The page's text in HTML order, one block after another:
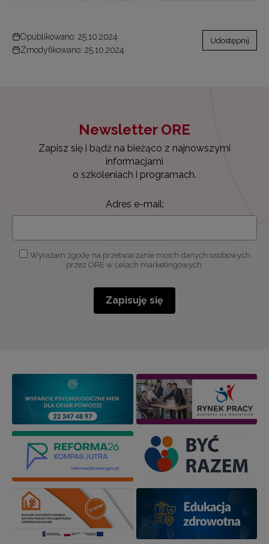
Opublikowano: 25.10.2024
Zmodyfikowano: 25.10.2024
Udostępnij
Newsletter ORE
Zapisz się i bądź na bieżąco z najnowszymi
informacjami
o szkoleniach i programach.
Adres e-mail:
Wyrażam zgodę na przetwarzanie moich danych osobowych
przez ORE w celach marketingowych.
Zapisuję się